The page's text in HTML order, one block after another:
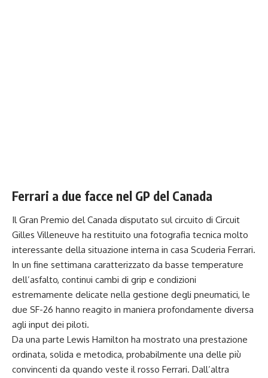
Ferrari a due facce nel GP del Canada
Il Gran Premio del Canada disputato sul circuito di Circuit
Gilles Villeneuve ha restituito una fotografia tecnica molto
interessante della situazione interna in casa Scuderia Ferrari.
In un fine settimana caratterizzato da basse temperature
dell’asfalto, continui cambi di grip e condizioni
estremamente delicate nella gestione degli pneumatici, le
due SF-26 hanno reagito in maniera profondamente diversa
agli input dei piloti.
Da una parte Lewis Hamilton ha mostrato una prestazione
ordinata, solida e metodica, probabilmente una delle più
convincenti da quando veste il rosso Ferrari. Dall’altra